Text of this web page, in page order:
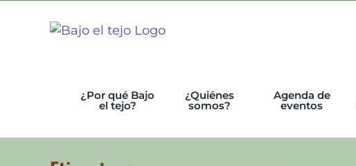
¿Por qué Bajo
el tejo?
¿Quiénes
somos?
Agenda de
eventos